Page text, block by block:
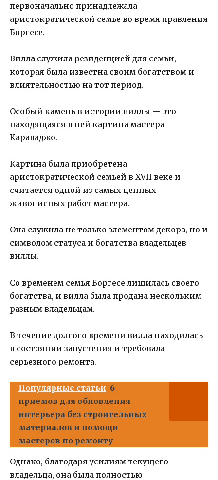
первоначально принадлежала
аристократической семье во время правления
Боргесе.
Вилла служила резиденцией для семьи,
которая была известна своим богатством и
влиятельностью на тот период.
Особый камень в истории виллы — это
находящаяся в ней картина мастера
Караваджо.
Картина была приобретена
аристократической семьей в XVII веке и
считается одной из самых ценных
живописных работ мастера.
Она служила не только элементом декора, но и
символом статуса и богатства владельцев
виллы.
Со временем семья Боргесе лишилась своего
богатства, и вилла была продана нескольким
разным владельцам.
В течение долгого времени вилла находилась
в состоянии запустения и требовала
серьезного ремонта.
Популярные статьи 6
приемов для обновления
интерьера без строительных
материалов и помощи
мастеров по ремонту
Однако, благодаря усилиям текущего
владельца, она была полностью